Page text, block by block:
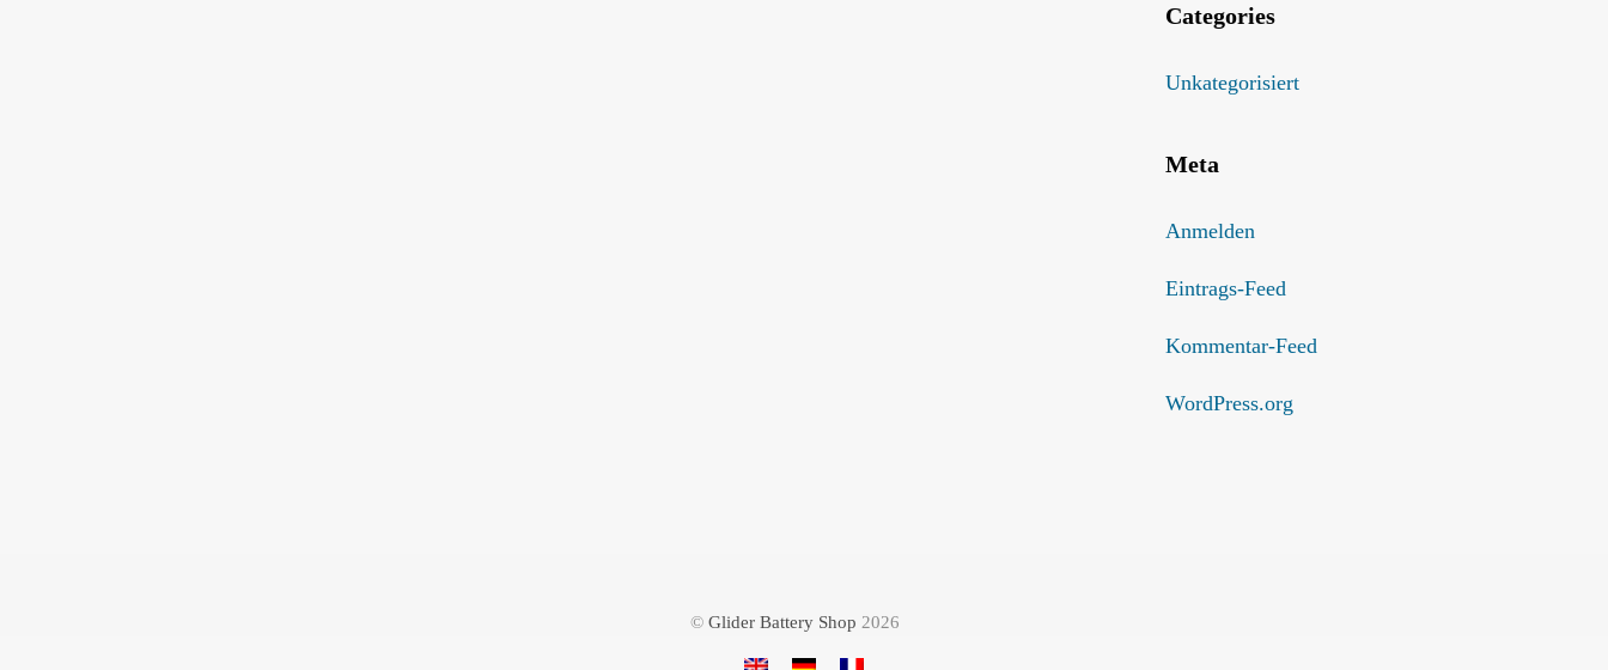
Categories
Unkategorisiert
Meta
Anmelden
Eintrags-Feed
Kommentar-Feed
WordPress.org
© Glider Battery Shop 2026